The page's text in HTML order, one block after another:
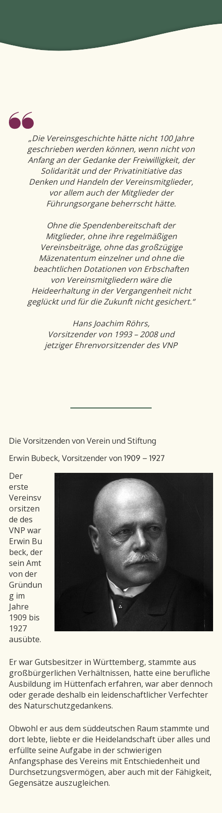
„Die Vereinsgeschichte hätte nicht 100 Jahre
geschrieben werden können, wenn nicht von
Anfang an der Gedanke der Freiwilligkeit, der
Solidarität und der Privatinitiative das
Denken und Handeln der Vereinsmitglieder,
vor allem auch der Mitglieder der
Führungsorgane beherrscht hätte.
Ohne die Spendenbereitschaft der
Mitglieder, ohne ihre regelmäßigen
Vereinsbeiträge, ohne das großzügige
Mäzenatentum einzelner und ohne die
beachtlichen Dotationen von Erbschaften
von Vereinsmitgliedern wäre die
Heideerhaltung in der Vergangenheit nicht
geglückt und für die Zukunft nicht gesichert.“
Hans Joachim Röhrs,
Vorsitzender von 1993 – 2008 und
jetziger Ehrenvorsitzender des VNP
Die Vorsitzenden von Verein und Stiftung
Erwin Bubeck, Vorsitzender von 1909 – 1927
Der
erste
Vereinsv
orsitzen
de des
VNP war
Erwin Bu
beck, der
sein Amt
von der
Gründun
g im
Jahre
1909 bis
1927
ausübte.
Er war Gutsbesitzer in Württemberg, stammte aus
großbürgerlichen Verhältnissen, hatte eine berufliche
Ausbildung im Hüttenfach erfahren, war aber dennoch
oder gerade deshalb ein leidenschaftlicher Verfechter
des Naturschutzgedankens.
Obwohl er aus dem süddeutschen Raum stammte und
dort lebte, liebte er die Heidelandschaft über alles und
erfüllte seine Aufgabe in der schwierigen
Anfangsphase des Vereins mit Entschiedenheit und
Durchsetzungsvermögen, aber auch mit der Fähigkeit,
Gegensätze auszugleichen.